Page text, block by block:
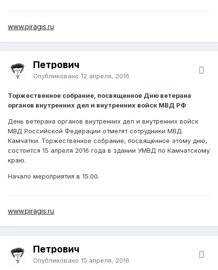
www.piragis.ru
Петрович
Опубликовано 12 апреля, 2016
Торжественное собрание, посвященное Дню ветерана
органов внутренних дел и внутренних войск МВД РФ
День ветерана органов внутренних дел и внутренних войск
МВД Российской Федерации отметят сотрудники МВД
Камчатки. Торжественное собрание, посвященное этому дню,
состоится 15 апреля 2016 года в здании УМВД по Камчатскому
краю.
Начало мероприятия в 15.00.
www.piragis.ru
Петрович
Опубликовано 15 апреля, 2016